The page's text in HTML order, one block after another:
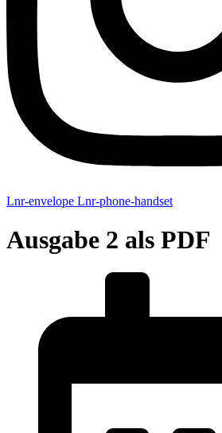
Lnr-envelope Lnr-phone-handset
Ausgabe 2 als PDF